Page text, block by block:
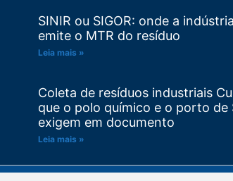
SINIR ou SIGOR: onde a
emite o MTR do resíduo
Leia mais »
Coleta de resíduos industriais
que o polo químico e o porto de
exigem em documento
Leia mais »